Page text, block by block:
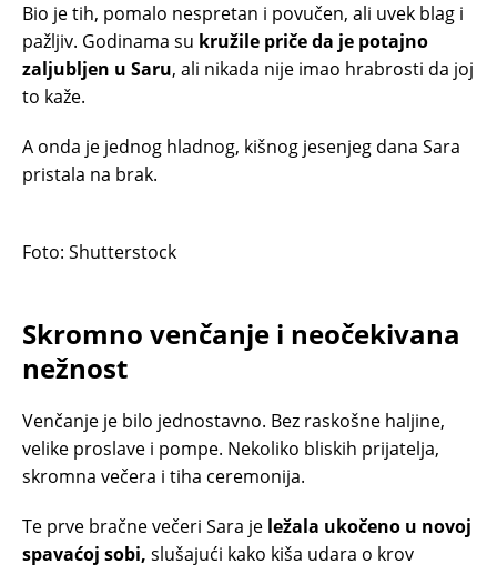
Bio je tih, pomalo nespretan i povučen, ali uvek blag i
pažljiv. Godinama su kružile priče da je potajno
zaljubljen u Saru, ali nikada nije imao hrabrosti da joj
to kaže.
A onda je jednog hladnog, kišnog jesenjeg dana Sara
pristala na brak.
Foto: Shutterstock
Skromno venčanje i neočekivana
nežnost
Venčanje je bilo jednostavno. Bez raskošne haljine,
velike proslave i pompe. Nekoliko bliskih prijatelja,
skromna večera i tiha ceremonija.
Te prve bračne večeri Sara je ležala ukočeno u novoj
spavaćoj sobi, slušajući kako kiša udara o krov